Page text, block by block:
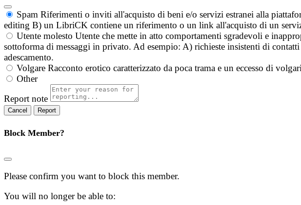
Spam Riferimenti o inviti all'acquisto di beni e/o servizi estranei alla
editing B) un LibriCK contiene un riferimento o un link all'acquisto di un
Utente molesto Utente che mette in atto comportamenti sgradevoli e
sottoforma di messaggi in privato. Ad esempio: A) richieste insistenti di
adescamento.
Volgare Racconto erotico caratterizzato da poca trama e un eccesso di
Other
Report note
Report
Block Member?
Please confirm you want to block this member.
You will no longer be able to: